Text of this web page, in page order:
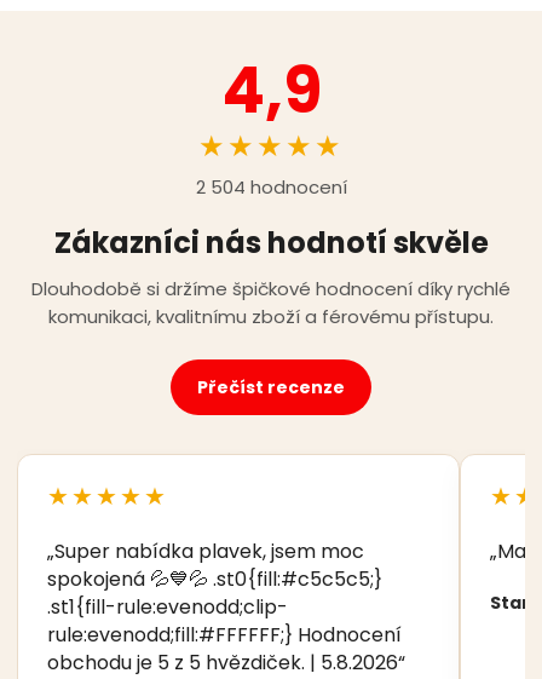
ý
p
i
s
4,9
★★★★★
2 504 hodnocení
Zákazníci nás hodnotí skvěle
Dlouhodobě si držíme špičkové hodnocení díky rychlé
komunikaci, kvalitnímu zboží a férovému přístupu.
Přečíst recenze
★★★★★
„Super nabídka plavek, jsem moc
spokojená 💦💙💦 .st0{fill:#c5c5c5;}
.st1{fill-rule:evenodd;clip-
rule:evenodd;fill:#FFFFFF;} Hodnocení
obchodu je 5 z 5 hvězdiček. | 5.8.2026“